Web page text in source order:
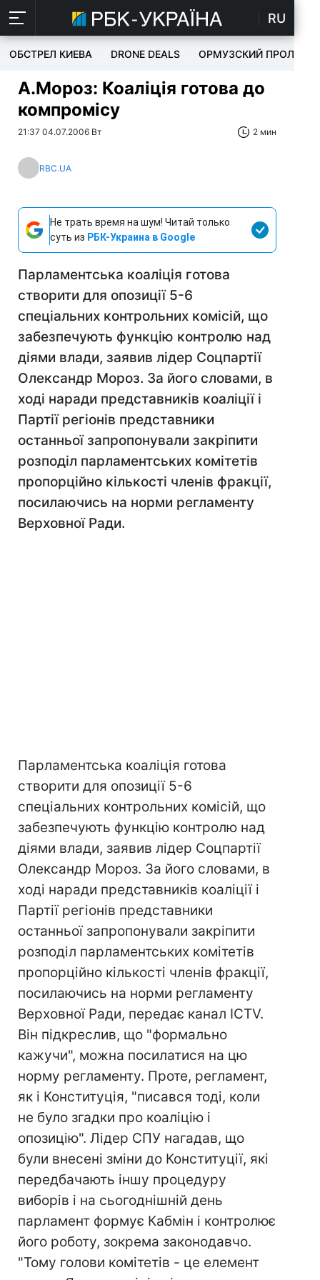
RU
ОБСТРЕЛ КИЕВА DRONE DEALS ОРМУЗСКИЙ ПРОЛИВ
А.Мороз: Коаліція готова до
компромісу
21:37 04.07.2006 Вт 2 мин
RBC.UA
Не трать время на шум! Читай только
суть из РБК-Украина в Google
Парламентська коаліція готова
створити для опозиції 5-6
спеціальних контрольних комісій, що
забезпечують функцію контролю над
діями влади, заявив лідер Соцпартії
Олександр Мороз. За його словами, в
ході наради представників коаліції і
Партії регіонів представники
останньої запропонували закріпити
розподіл парламентських комітетів
пропорційно кількості членів фракції,
посилаючись на норми регламенту
Верховної Ради.
Парламентська коаліція готова
створити для опозиції 5-6
спеціальних контрольних комісій, що
забезпечують функцію контролю над
діями влади, заявив лідер Соцпартії
Олександр Мороз. За його словами, в
ході наради представників коаліції і
Партії регіонів представники
останньої запропонували закріпити
розподіл парламентських комітетів
пропорційно кількості членів фракції,
посилаючись на норми регламенту
Верховної Ради, передає канал ICTV.
Він підкреслив, що "формально
кажучи", можна посилатися на цю
норму регламенту. Проте, регламент,
як і Конституція, "писався тоді, коли
не було згадки про коаліцію і
опозицію". Лідер СПУ нагадав, що
були внесені зміни до Конституції, які
передбачають іншу процедуру
виборів і на сьогоднішній день
парламент формує Кабмін і контролює
його роботу, зокрема законодавчо.
"Тому голови комітетів - це елемент